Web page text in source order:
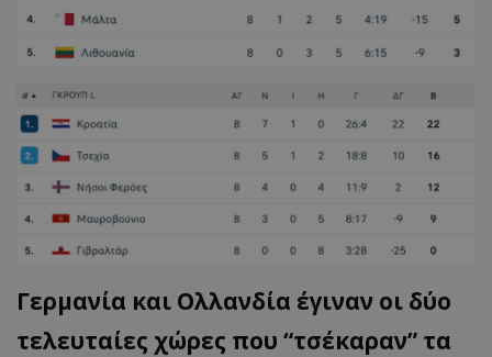
Γερμανία και Ολλανδία έγιναν οι δύο
τελευταίες χώρες που “τσέκαραν” τα